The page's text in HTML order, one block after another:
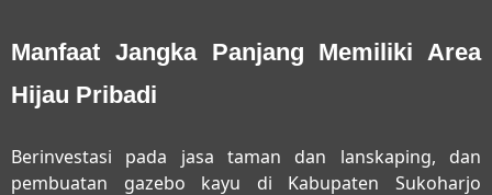
Manfaat Jangka Panjang Memiliki Area
Hijau Pribadi
Berinvestasi pada jasa taman dan lanskaping, dan
pembuatan gazebo kayu di Kabupaten Sukoharjo